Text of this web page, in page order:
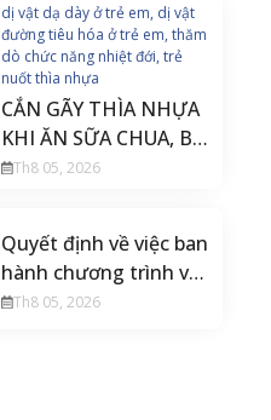
dị vật dạ dày ở trẻ em, dị vật
đường tiêu hóa ở trẻ em, thăm
dò chức năng nhiệt đới, trẻ
nuốt thìa nhựa
CẮN GÃY THÌA NHỰA
KHI ĂN SỮA CHUA, BÉ
20 THÁNG TUỔI PHẢI
Th8 05, 2026
Quyết định về việc ban
hành chương trình và
tài liệu đào tạo liên tục
Th8 05, 2026